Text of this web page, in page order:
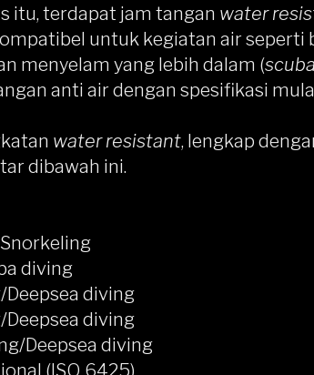
itu, terdapat jam tangan water
untuk kegiatan air seperti
menyelam yang lebih dalam (scuba
anti air dengan spesifikasi
water resistant, lengkap
dibawah ini.
diving
diving
diving
Deepsea diving
(ISO 6425)